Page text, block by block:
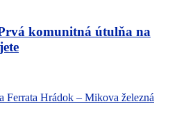
komunitná útulňa na